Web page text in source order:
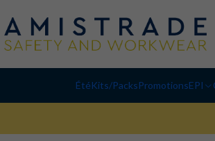
ÉtéKits/PacksPromotionsEPI